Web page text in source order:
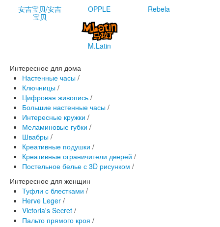
安吉宝贝/安吉
宝贝
OPPLE Rebela
M.Latin
Интересное для дома
Настенные часы /
Ключницы /
Цифровая живопись /
Большие настенные часы /
Интересные кружки /
Меламиновые губки /
Швабры /
Креативные подушки /
Креативные ограничители дверей /
Постельное белье с 3D рисунком /
Интересное для женщин
Туфли с блестками /
Herve Leger /
Victoria's Secret /
Пальто прямого кроя /